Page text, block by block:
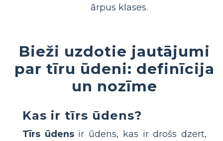
ārpus klases.
Bieži uzdotie jautājumi
par tīru ūdeni: definīcija
un nozīme
Kas ir tīrs ūdens?
Tīrs ūdensir ūdens, kas ir drošs dzert,